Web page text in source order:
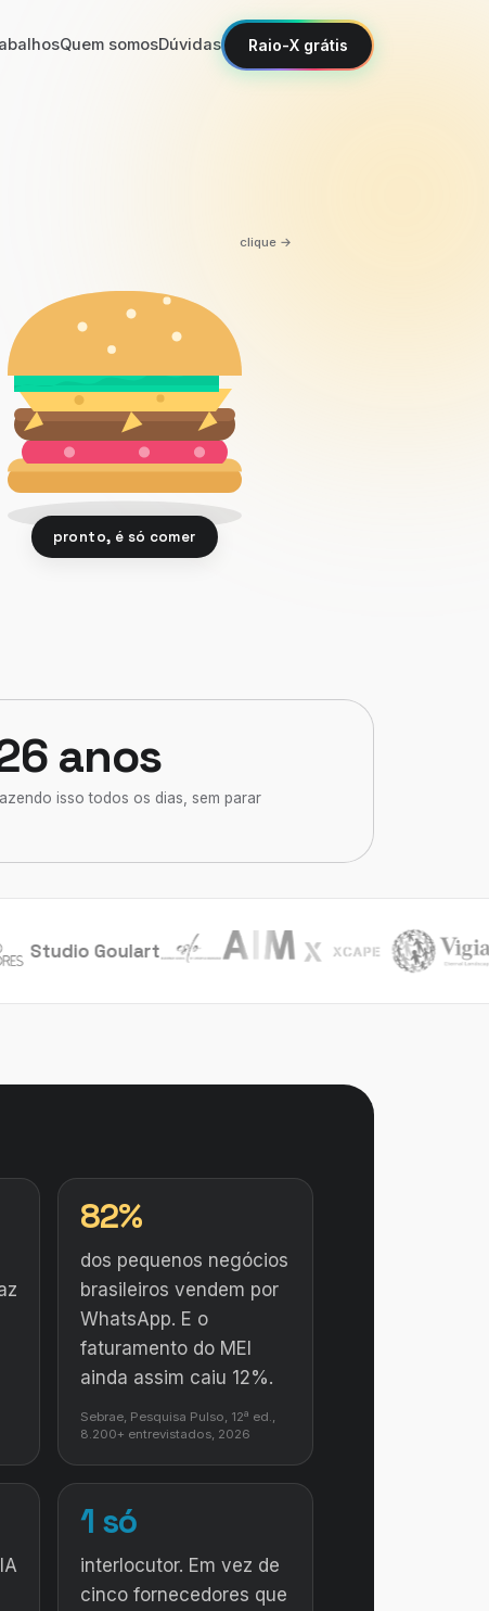
Quem somosDúvidas Raio-X grátis
clique →
pronto, é só comer
anos
isso todos os dias, sem parar
Studio Goulart
82%
dos pequenos negócios
brasileiros vendem por
WhatsApp. E o
faturamento do MEI
ainda assim caiu 12%.
Sebrae, Pesquisa Pulso, 12ª ed.,
8.200+ entrevistados, 2026
1 só
interlocutor. Em vez de
cinco fornecedores que